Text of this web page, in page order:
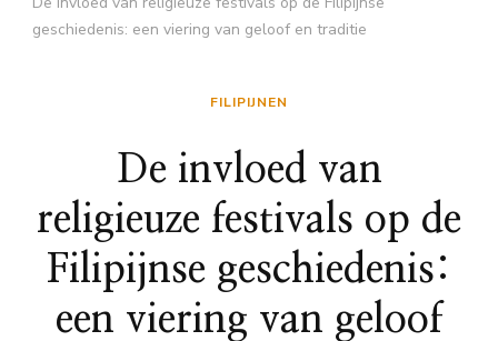
geschiedenis: een viering van geloof en traditie
FILIPIJNEN
De invloed van
religieuze festivals op de
Filipijnse geschiedenis:
een viering van geloof